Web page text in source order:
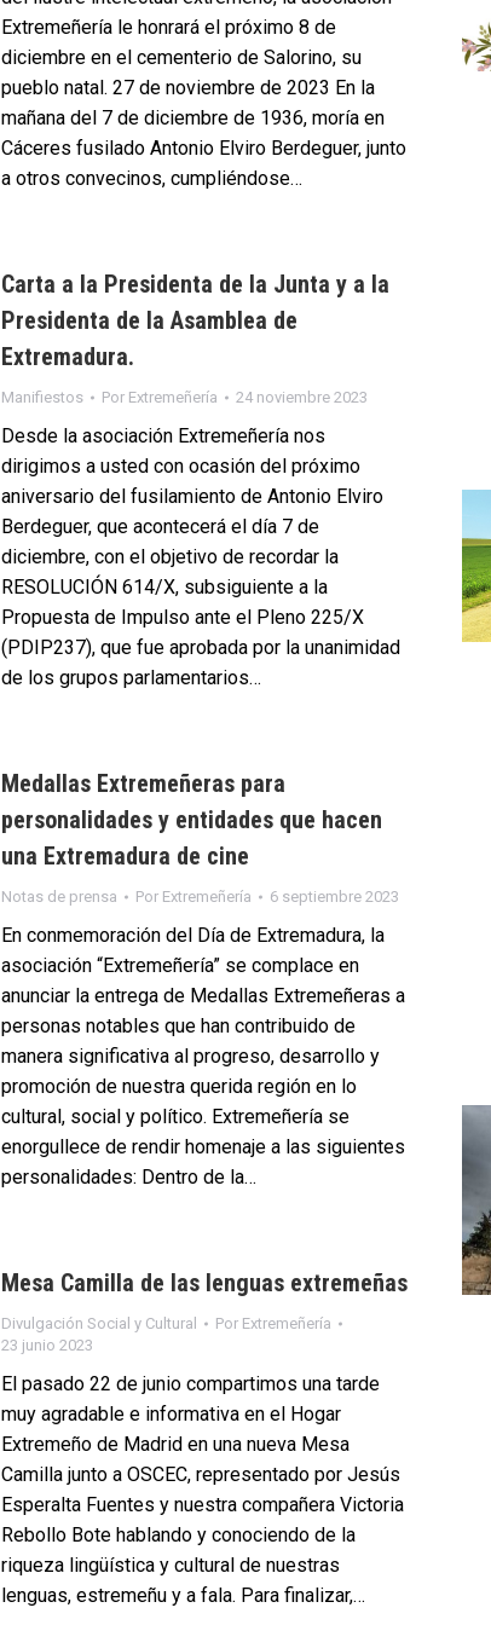
Extremeñería le honrará el próximo 8 de
diciembre en el cementerio de Salorino, su
pueblo natal. 27 de noviembre de 2023 En la
mañana del 7 de diciembre de 1936, moría en
Cáceres fusilado Antonio Elviro Berdeguer, junto
a otros convecinos, cumpliéndose…
Carta a la Presidenta de la Junta y a la
Presidenta de la Asamblea de
Extremadura.
Manifiestos Por Extremeñería 24 noviembre 2023
Desde la asociación Extremeñería nos
dirigimos a usted con ocasión del próximo
aniversario del fusilamiento de Antonio Elviro
Berdeguer, que acontecerá el día 7 de
diciembre, con el objetivo de recordar la
RESOLUCIÓN 614/X, subsiguiente a la
Propuesta de Impulso ante el Pleno 225/X
(PDIP237), que fue aprobada por la unanimidad
de los grupos parlamentarios…
Medallas Extremeñeras para
personalidades y entidades que hacen
una Extremadura de cine
Notas de prensa Por Extremeñería 6 septiembre 2023
En conmemoración del Día de Extremadura, la
asociación “Extremeñería” se complace en
anunciar la entrega de Medallas Extremeñeras a
personas notables que han contribuido de
manera significativa al progreso, desarrollo y
promoción de nuestra querida región en lo
cultural, social y político. Extremeñería se
enorgullece de rendir homenaje a las siguientes
personalidades: Dentro de la…
Mesa Camilla de las lenguas extremeñas
Divulgación Social y Cultural Por Extremeñería
23 junio 2023
El pasado 22 de junio compartimos una tarde
muy agradable e informativa en el Hogar
Extremeño de Madrid en una nueva Mesa
Camilla junto a OSCEC, representado por Jesús
Esperalta Fuentes y nuestra compañera Victoria
Rebollo Bote hablando y conociendo de la
riqueza lingüística y cultural de nuestras
lenguas, estremeñu y a fala. Para finalizar,…